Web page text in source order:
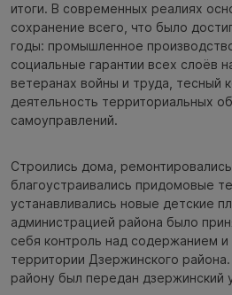
итоги. В современных реалиях
сохранение всего, что было
годы: промышленное
социальные гарантии всех слоёв
ветеранах войны и труда, тесный
деятельность территориальных
самоуправлений.
Строились дома, ремонтировались
благоустраивались придомовые
устанавливались новые детские
администрацией района было
себя контроль над содержанием и
территории Дзержинского
району был передан дзержинский